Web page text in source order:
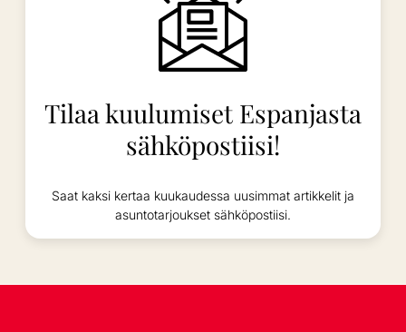
Tilaa kuulumiset Espanjasta
sähköpostiisi!
Saat kaksi kertaa kuukaudessa uusimmat artikkelit ja
asuntotarjoukset sähköpostiisi.